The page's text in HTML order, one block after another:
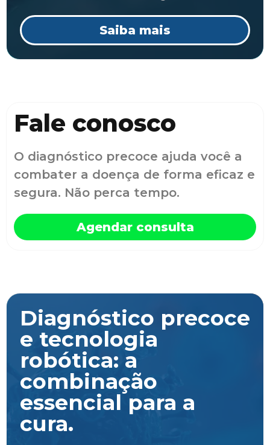
Saiba mais
Fale conosco
O diagnóstico precoce ajuda você a
combater a doença de forma eficaz e
segura. Não perca tempo.
Agendar consulta
Diagnóstico precoce
e tecnologia
robótica: a
combinação
essencial para a
cura.